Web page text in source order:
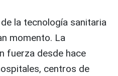
la tecnología sanitaria
momento. La
fuerza desde hace
centros de